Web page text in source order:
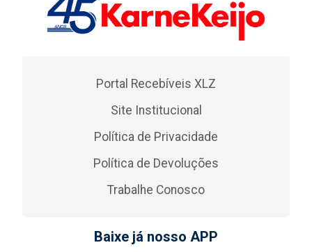
Portal Recebíveis XLZ
Site Institucional
Política de Privacidade
Política de Devoluções
Trabalhe Conosco
Baixe já nosso APP